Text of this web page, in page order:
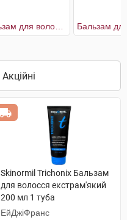
Skinormil Trichonix Бальзам
для волосся екстрам'який
200 мл 1 туба
ЕйДжіФранс